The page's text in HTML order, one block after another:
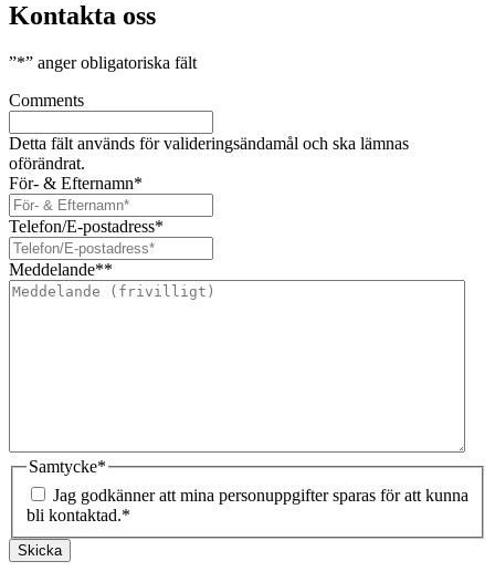
Kontakta oss
”*” anger obligatoriska fält
Comments
Detta fält används för valideringsändamål och ska lämnas
oförändrat.
För- & Efternamn*
Telefon/E-postadress*
Meddelande**
Samtycke*
Jag godkänner att mina personuppgifter sparas för att kunna
bli kontaktad.*
Skicka